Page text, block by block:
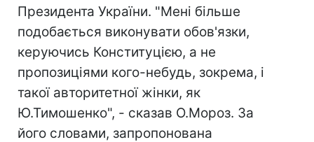
Президента України. "Мені більше
подобається виконувати обов'язки,
керуючись Конституцією, а не
пропозиціями кого-небудь, зокрема, і
такої авторитетної жінки, як
Ю.Тимошенко", - сказав О.Мороз. За
його словами, запропонована